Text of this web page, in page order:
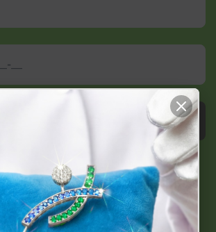
и обработку
персональных
с требованиями Закона
от 07.05.2021 N 99-З "О защите